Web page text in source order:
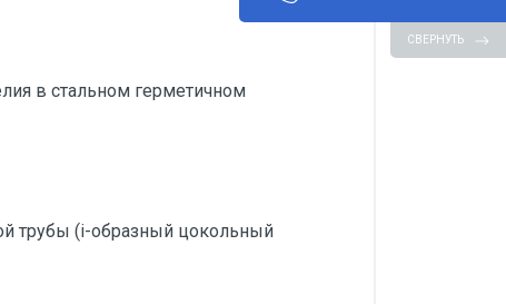
в стальном герметичном
трубы (i-образный цокольный
СВЕРНУТЬ